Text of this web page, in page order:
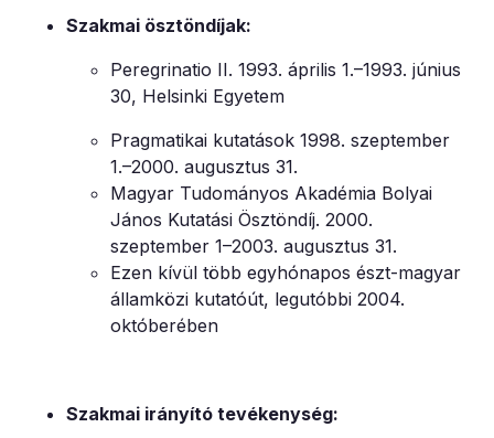
Szakmai ösztöndíjak:
Peregrinatio II. 1993. április 1.–1993. június
30, Helsinki Egyetem
Pragmatikai kutatások 1998. szeptember
1.–2000. augusztus 31.
Magyar Tudományos Akadémia Bolyai
János Kutatási Ösztöndíj. 2000.
szeptember 1–2003. augusztus 31.
Ezen kívül több egyhónapos észt-magyar
államközi kutatóút, legutóbbi 2004.
októberében
Szakmai irányító tevékenység: